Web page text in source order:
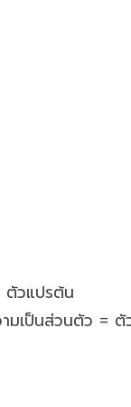
ตัวแปรต้น
ามเป็นส่วนตัว =